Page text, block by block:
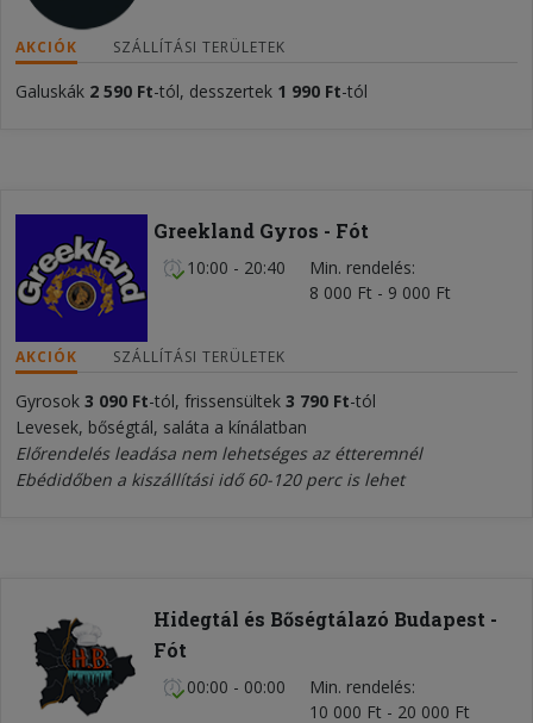
AKCIÓK SZÁLLÍTÁSI TERÜLETEK
Galuskák 2 590 Ft-tól, desszertek 1 990 Ft-tól
Greekland Gyros - Fót
10:00 - 20:40
Min. rendelés
8 000 Ft - 9 000 Ft
AKCIÓK SZÁLLÍTÁSI TERÜLETEK
Gyrosok 3 090 Ft-tól, frissensültek 3 790 Ft-tól
Levesek, bőségtál, saláta a kínálatban
Előrendelés leadása nem lehetséges az étteremnél
Ebédidőben a kiszállítási idő 60-120 perc is lehet
Hidegtál és Bőségtálazó Budapest -
Fót
00:00 - 00:00
Min. rendelés
10 000 Ft - 20 000 Ft